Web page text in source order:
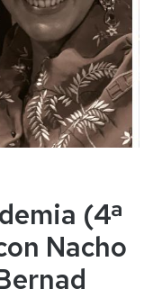
(4ª
Nacho